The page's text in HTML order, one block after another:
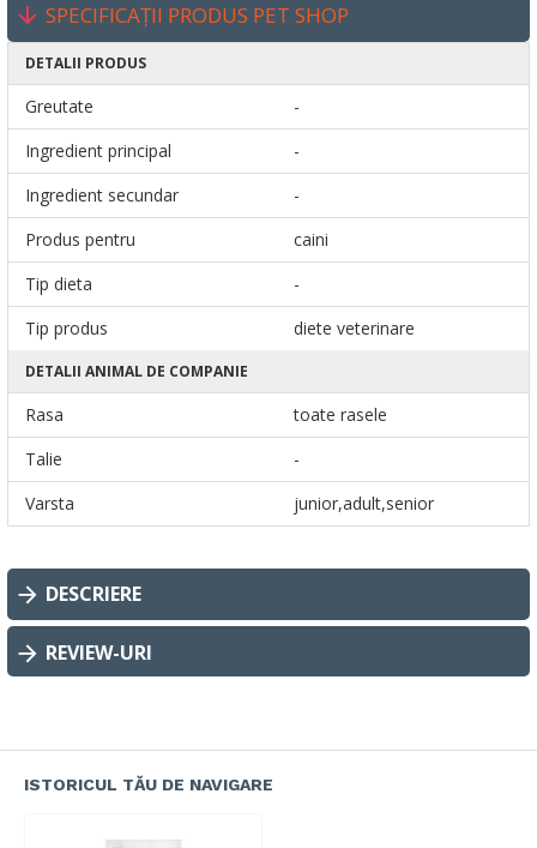
SPECIFICAȚII PRODUS PET SHOP
DETALII PRODUS
Greutate
-
Ingredient principal
-
Ingredient secundar
-
Produs pentru
caini
Tip dieta
-
Tip produs
diete veterinare
DETALII ANIMAL DE COMPANIE
Rasa
toate rasele
Talie
-
Varsta
junior,adult,senior
DESCRIERE
REVIEW-URI
ISTORICUL TĂU DE NAVIGARE